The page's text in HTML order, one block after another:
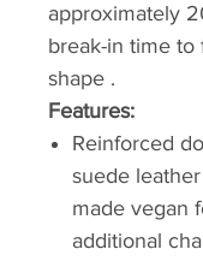
approximately
break-in time to
shape .
Features:
Reinforced
suede
made vegan
additional